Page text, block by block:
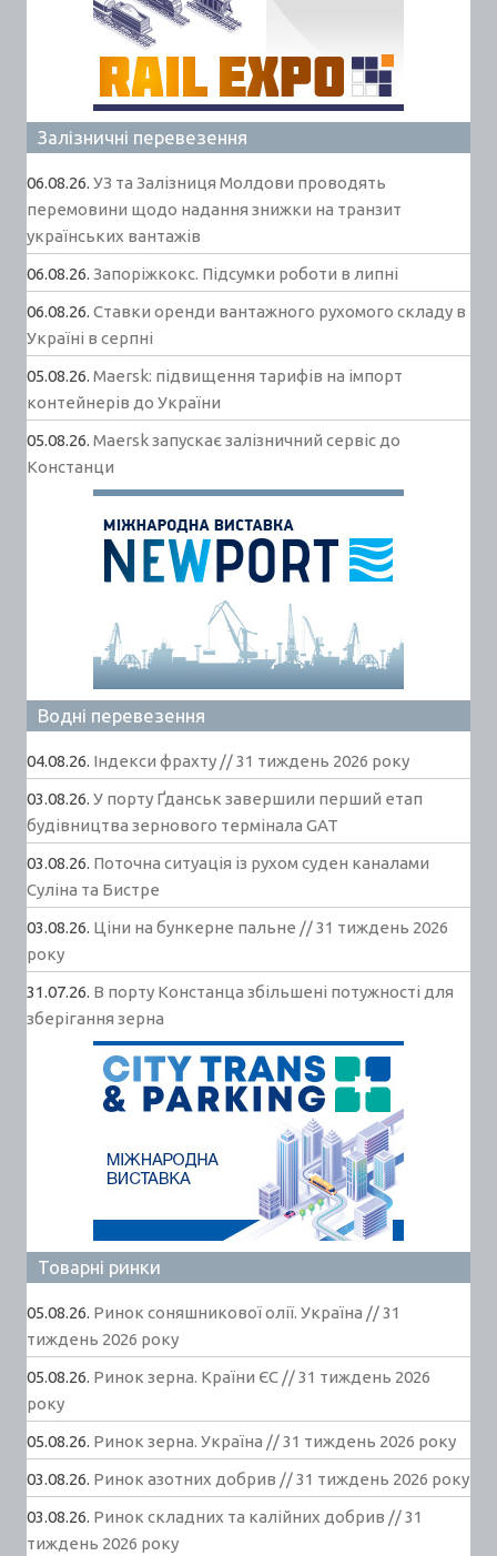
Залізничні перевезення
06.08.26. УЗ та Залізниця Молдови проводять
перемовини щодо надання знижки на транзит
українських вантажів
06.08.26. Запоріжкокс. Підсумки роботи в липні
06.08.26. Ставки оренди вантажного рухомого складу в
Україні в серпні
05.08.26. Maersk: підвищення тарифів на імпорт
контейнерів до України
05.08.26. Maersk запускає залізничний сервіс до
Констанци
Водні перевезення
04.08.26. Індекси фрахту // 31 тиждень 2026 року
03.08.26. У порту Ґданськ завершили перший етап
будівництва зернового термінала GAT
03.08.26. Поточна ситуація із рухом суден каналами
Суліна та Бистре
03.08.26. Ціни на бункерне пальне // 31 тиждень 2026
року
31.07.26. В порту Констанца збільшені потужності для
зберігання зерна
Товарні ринки
05.08.26. Ринок соняшникової олії. Україна // 31
тиждень 2026 року
05.08.26. Ринок зерна. Країни ЄС // 31 тиждень 2026
року
05.08.26. Ринок зерна. Україна // 31 тиждень 2026 року
03.08.26. Ринок азотних добрив // 31 тиждень 2026 року
03.08.26. Ринок складних та калійних добрив // 31
тиждень 2026 року